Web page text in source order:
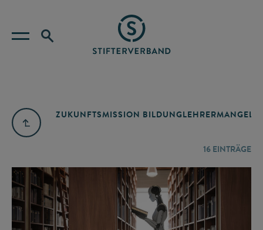
ZUKUNFTSMISSION BILDUNGLEHRERMANGEL
16 EINTRÄGE